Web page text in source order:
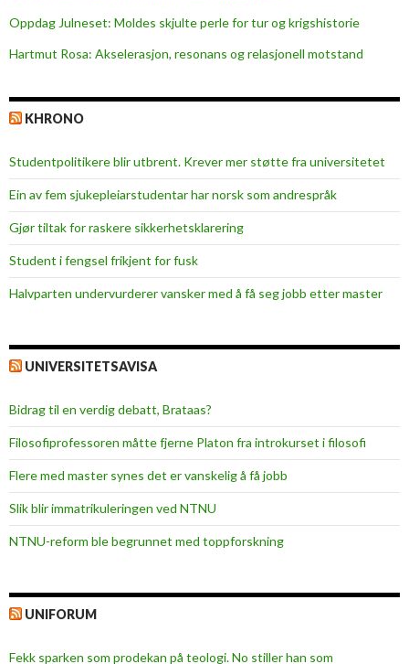
v
1
k
s
s
e
Oppdag Julneset: Moldes skjulte perle for tur og krigshistorie
Hartmut Rosa: Akselerasjon, resonans og relasjonell motstand
KHRONO
Studentpolitikere blir utbrent. Krever mer støtte fra universitetet
Ein av fem sjukepleiar­studentar har norsk som andrespråk
Gjør tiltak for raskere sikkerhets­klarering
Student i fengsel frikjent for fusk
Halvparten undervurderer vansker med å få seg jobb etter master
UNIVERSITETSAVISA
Bidrag til en verdig debatt, Brataas?
Filosofiprofessoren måtte fjerne Platon fra introkurset i filosofi
Flere med master synes det er vanskelig å få jobb
Slik blir immatrikuleringen ved NTNU
NTNU-reform ble begrunnet med toppforskning
UNIFORUM
Fekk sparken som prodekan på teologi. No stiller han som